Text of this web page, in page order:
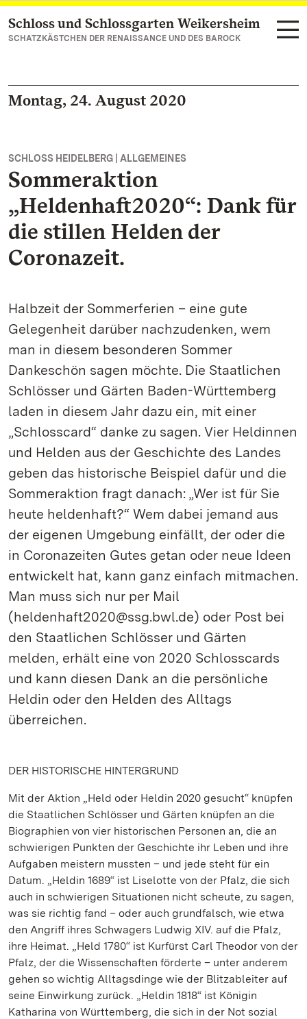
Zum Hauptinhalt springen
Schloss und Schlossgarten Weikersheim
SCHATZKÄSTCHEN DER RENAISSANCE UND DES BAROCK
Montag, 24. August 2020
SCHLOSS HEIDELBERG | ALLGEMEINES
Sommeraktion
„Heldenhaft2020“: Dank für
die stillen Helden der
Coronazeit.
Halbzeit der Sommerferien – eine gute
Gelegenheit darüber nachzudenken, wem
man in diesem besonderen Sommer
Dankeschön sagen möchte. Die Staatlichen
Schlösser und Gärten Baden-Württemberg
laden in diesem Jahr dazu ein, mit einer
„Schlosscard“ danke zu sagen. Vier Heldinnen
und Helden aus der Geschichte des Landes
geben das historische Beispiel dafür und die
Sommeraktion fragt danach: „Wer ist für Sie
heute heldenhaft?“ Wem dabei jemand aus
der eigenen Umgebung einfällt, der oder die
in Coronazeiten Gutes getan oder neue Ideen
entwickelt hat, kann ganz einfach mitmachen.
Man muss sich nur per Mail
(heldenhaft2020@ssg.bwl.de) oder Post bei
den Staatlichen Schlösser und Gärten
melden, erhält eine von 2020 Schlosscards
und kann diesen Dank an die persönliche
Heldin oder den Helden des Alltags
überreichen.
DER HISTORISCHE HINTERGRUND
Mit der Aktion „Held oder Heldin 2020 gesucht“ knüpfen
die Staatlichen Schlösser und Gärten knüpfen an die
Biographien von vier historischen Personen an, die an
schwierigen Punkten der Geschichte ihr Leben und ihre
Aufgaben meistern mussten – und jede steht für ein
Datum. „Heldin 1689“ ist Liselotte von der Pfalz, die sich
auch in schwierigen Situationen nicht scheute, zu sagen,
was sie richtig fand – oder auch grundfalsch, wie etwa
den Angriff ihres Schwagers Ludwig XIV. auf die Pfalz,
ihre Heimat. „Held 1780“ ist Kurfürst Carl Theodor von der
Pfalz, der die Wissenschaften förderte – unter anderem
gehen so wichtig Alltagsdinge wie der Blitzableiter auf
seine Einwirkung zurück. „Heldin 1818“ ist Königin
Katharina von Württemberg, die sich in der Not sozial